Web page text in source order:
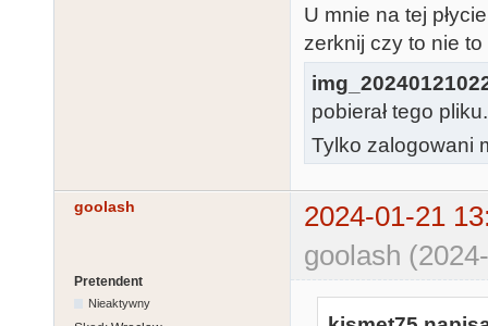
U mnie na tej
zerknij czy to nie
pobierał tego
Tylko zalogowani
goolash
2024-01-21
goolash
Pretendent
Nieaktywny